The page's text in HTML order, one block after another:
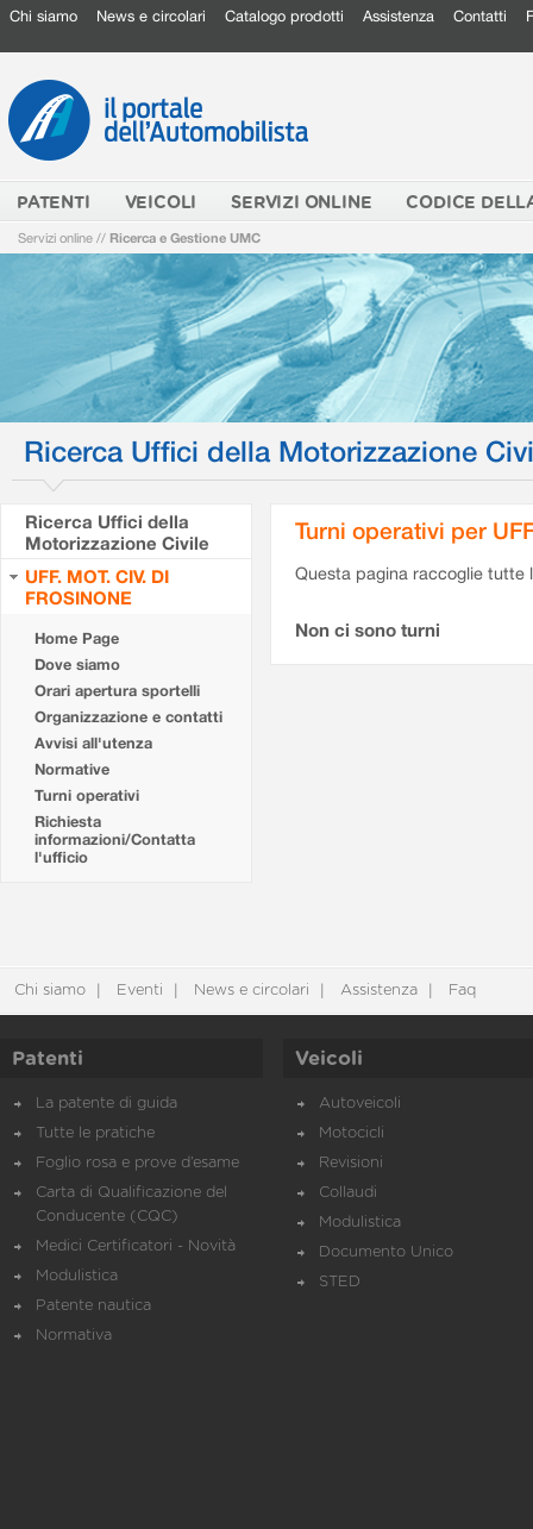
Chi siamo News e circolari Catalogo prodotti Assistenza Contatti
PATENTI VEICOLI SERVIZI ONLINE CODICE
Servizi online // Ricerca e Gestione UMC
Ricerca Uffici della Motorizzazione
Ricerca Uffici della
Motorizzazione Civile
UFF. MOT. CIV. DI
FROSINONE
Home Page
Dove siamo
Orari apertura sportelli
Organizzazione e contatti
Avvisi all'utenza
Normative
Turni operativi
Richiesta
informazioni/Contatta
l'ufficio
Turni operativi per
Questa pagina raccoglie tutte
Non ci sono turni
Chi siamo Eventi News e circolari Assistenza Faq
Patenti
La patente di guida
Tutte le pratiche
Foglio rosa e prove d’esame
Carta di Qualificazione del
Conducente (CQC)
Medici Certificatori - Novità
Modulistica
Patente nautica
Normativa
Veicoli
Autoveicoli
Motocicli
Revisioni
Collaudi
Modulistica
Documento Unico
STED